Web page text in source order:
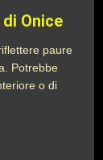
Onice
paure
Potrebbe
o di